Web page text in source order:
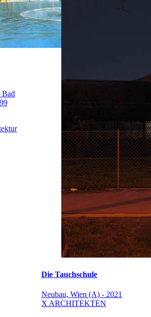
Bad
Die Tauchschule
Neubau, Wien (A) - 2021
X ARCHITEKTEN